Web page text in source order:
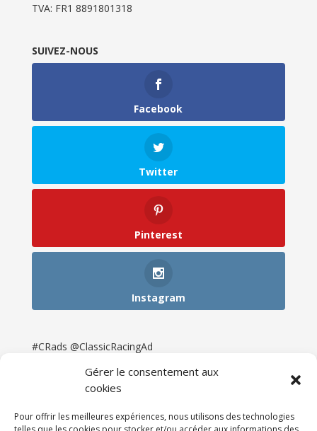
Gérer le consentement aux
cookies
Pour offrir les meilleures expériences, nous utilisons des technologies
TVA: FR1 8891801318
SUIVEZ-NOUS
Facebook
Twitter
Pinterest
Instagram
#CRads @ClassicRacingAd